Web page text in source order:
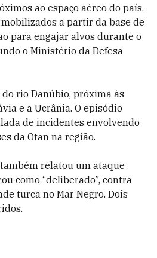
ao espaço aéreo do país.
a partir da base de
para engajar alvos durante o
o Ministério da Defesa
rio Danúbio, próxima às
e a Ucrânia. O episódio
de incidentes envolvendo
da Otan na região.
relatou um ataque
como “deliberado”, contra
turca no Mar Negro. Dois